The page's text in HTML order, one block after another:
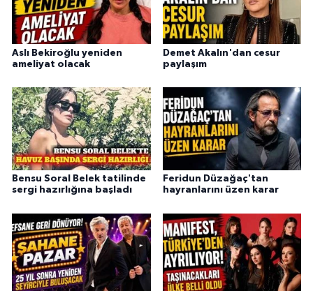
Aslı Bekiroğlu yeniden
ameliyat olacak
Demet Akalın'dan cesur
paylaşım
Bensu Soral Belek tatilinde
sergi hazırlığına başladı
Feridun Düzağaç'tan
hayranlarını üzen karar